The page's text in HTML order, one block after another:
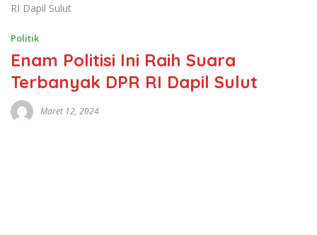
RI Dapil Sulut
Politik
Enam Politisi Ini Raih Suara
Terbanyak DPR RI Dapil Sulut
Maret 12, 2024